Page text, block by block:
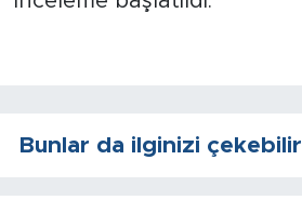
Bunlar da ilginizi çekebilir
Kale